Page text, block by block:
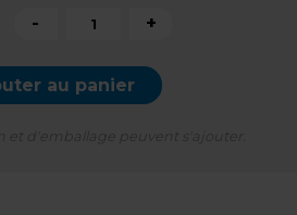
- +
au panier